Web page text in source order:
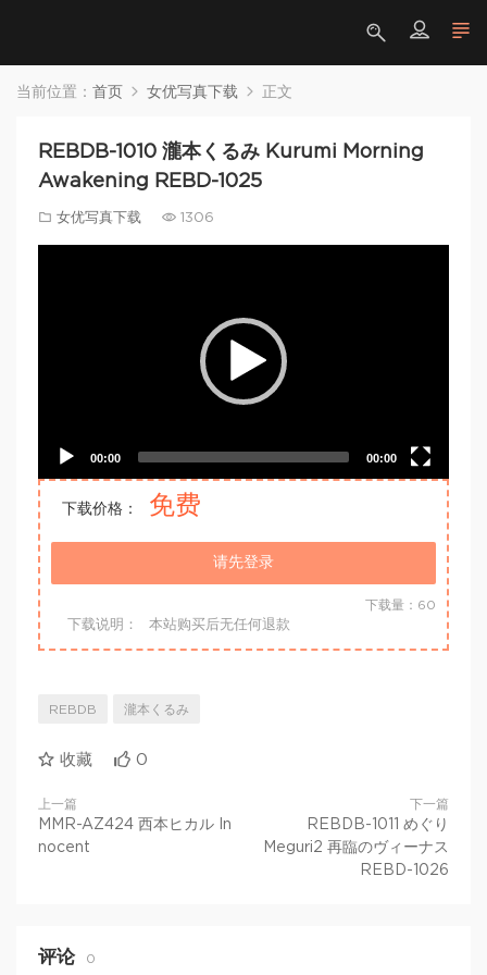
当前位置： 首页 女优写真下载 正文
REBDB-1010 瀧本くるみ Kurumi Morning
Awakening REBD-1025
女优写真下载 1306
00:00 00:00
下载价格： 免费
请先登录
下载量：60
下载说明： 本站购买后无任何退款
REBDB 瀧本くるみ
收藏 0
上一篇
MMR-AZ424 西本ヒカル In
nocent
下一篇
REBDB-1011 めぐり
Meguri2 再臨のヴィーナス
REBD-1026
评论 0